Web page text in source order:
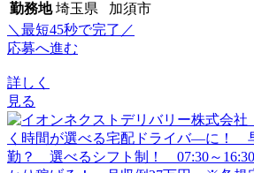
勤務地 埼玉県 加須市
＼最短45秒で完了／
応募へ進む
詳しく
見る